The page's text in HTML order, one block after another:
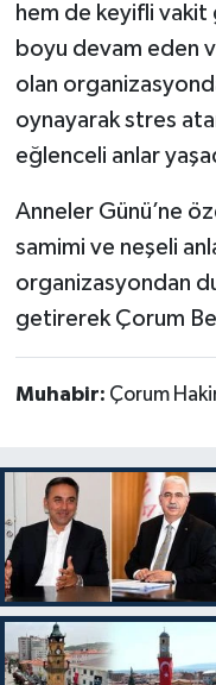
hem de keyifli vakit
boyu devam eden
olan
oynayarak stres
eğlenceli anlar
Anneler Günü’ne
samimi ve neşeli
organizasyondan
getirerek Çorum
Muhabir: Çorum